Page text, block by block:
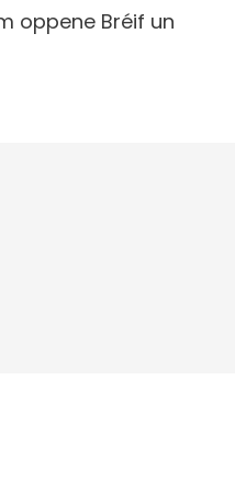
oppene Bréif un